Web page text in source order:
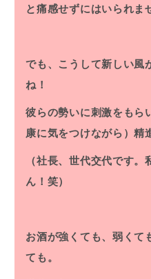
と痛感せずにはいられま
でも、こうして新しい風
ね！
彼らの勢いに刺激をもら
康に気をつけながら）精
（社長、世代交代です
ん！笑）
お酒が強くても、弱くて
ても。